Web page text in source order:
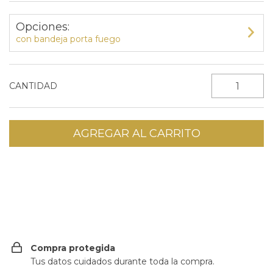
Opciones:
con bandeja porta fuego
CANTIDAD
Compra protegida
Tus datos cuidados durante toda la compra.